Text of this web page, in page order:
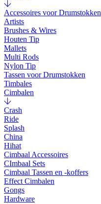
Accessoires voor Drumstokken
Artists
Brushes & Wires
Houten Tip
Mallets
Multi Rods
Nylon Tip
Tassen voor Drumstokken
Timbales
Cimbalen
Crash
Ride
Splash
China
Hihat
Cimbaal Accessoires
CImbaal Sets
Cimbaal Tassen en -koffers
Effect Cimbalen
Gongs
Hardware